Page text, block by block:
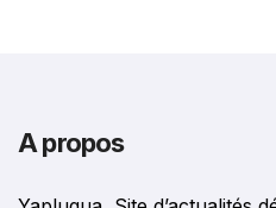
A propos